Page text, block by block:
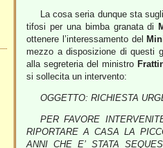
La cosa seria dunque sta
tifosi per una bimba granata di
ottenere l’interessamento del
mezzo a disposizione di questi
alla segreteria del ministro
si sollecita un intervento:
OGGETTO: RICHIESTA
PER FAVORE
RIPORTARE A CASA LA
ANNI CHE E’ STATA